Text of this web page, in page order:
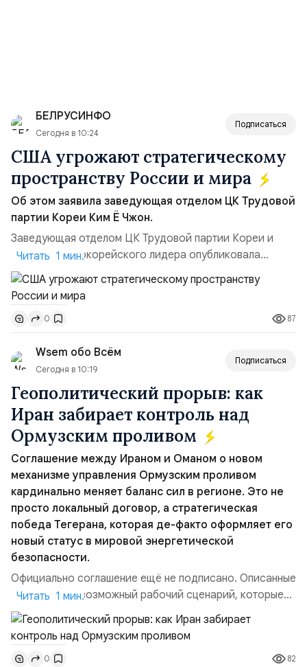
БЕЛРУСИНФО
Сегодня в 10:24
Подписаться
США угрожают стратегическому
пространству России и мира
Об этом заявила заведующая отделом ЦК Трудовой
партии Кореи Ким Ё Чжон.
Заведующая отделом ЦК Трудовой партии Кореи и
сестра северокорейского лидера опубликовала
заявление для прессы в ответ на проведение Токио
совместных с флотом США запусков крылатых ракет
Томагавк.«Япония отбросила обманчивую видимость
„исключительно оборонительной страны“ и выносит
вопрос о собственном ядерном вооружении на
всеобщее обозрение, одновреме...
Читать 1 мин.
0 87
Wsem обо Всём
Сегодня в 10:19
Подписаться
Геополитический прорыв: как
Иран забирает контроль над
Ормузским проливом
Соглашение между Ираном и Оманом о новом
механизме управления Ормузским проливом
кардинально меняет баланс сил в регионе. Это не
просто локальный договор, а стратегическая
победа Тегерана, которая де-факто оформляет его
новый статус в мировой энергетической
безопасности.
Официально соглашение ещё не подписано. Описанные
пункты — это возможный рабочий сценарий, которые
скорее всего будут реализованы.Разбираем ключевые
тезисы и последствия этого соглашения:. 1. Новые
доли контроля (75 на 25). Было: Ранее Иран и Оман
контролировали пролив на паритетных началах —
Читать 1 мин.
0 82